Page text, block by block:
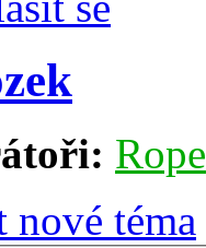
Rope
nové téma